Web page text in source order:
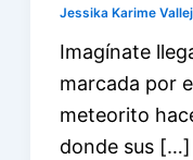
Jessika Karime
Imagínate
marcada por
meteorito
donde sus […]